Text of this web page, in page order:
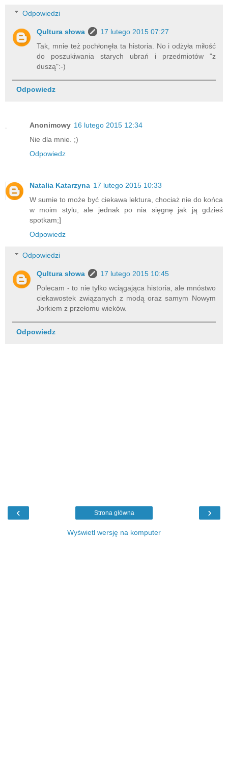
Odpowiedzi
Qultura słowa
17 lutego 2015 07:27
Tak, mnie też pochłonęła ta historia. No i odżyła miłość
do poszukiwania starych ubrań i przedmiotów "z
duszą":-)
Odpowiedz
Anonimowy 16 lutego 2015 12:34
Nie dla mnie. ;)
Odpowiedz
Natalia Katarzyna 17 lutego 2015 10:33
W sumie to może być ciekawa lektura, chociaż nie do końca
w moim stylu, ale jednak po nia sięgnę jak ją gdzieś
spotkam;]
Odpowiedz
Odpowiedzi
Qultura słowa
17 lutego 2015 10:45
Polecam - to nie tylko wciągająca historia, ale mnóstwo
ciekawostek związanych z modą oraz samym Nowym
Jorkiem z przełomu wieków.
Odpowiedz
‹ ›
Strona główna
Wyświetl wersję na komputer